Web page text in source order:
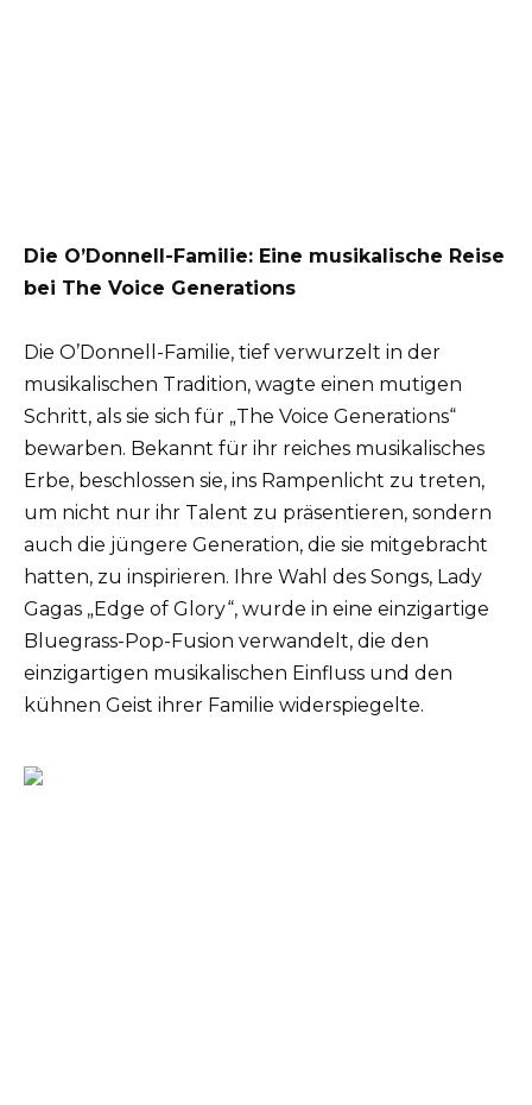
Die O’Donnell-Familie: Eine musikalische Reise
bei The Voice Generations
Die O’Donnell-Familie, tief verwurzelt in der
musikalischen Tradition, wagte einen mutigen
Schritt, als sie sich für „The Voice Generations“
bewarben. Bekannt für ihr reiches musikalisches
Erbe, beschlossen sie, ins Rampenlicht zu treten,
um nicht nur ihr Talent zu präsentieren, sondern
auch die jüngere Generation, die sie mitgebracht
hatten, zu inspirieren. Ihre Wahl des Songs, Lady
Gagas „Edge of Glory“, wurde in eine einzigartige
Bluegrass-Pop-Fusion verwandelt, die den
einzigartigen musikalischen Einfluss und den
kühnen Geist ihrer Familie widerspiegelte.